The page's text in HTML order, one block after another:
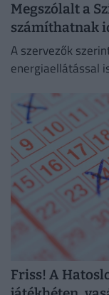
Megszólalt a
számíthatnak
A szervezők
energiaellátással
Friss! A